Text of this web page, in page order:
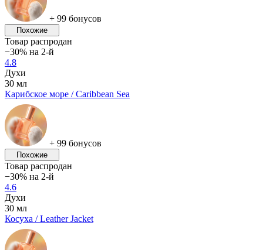
+ 99 бонусов
Похожие
Товар распродан
−30% на 2-й
4.8
Духи
30 мл
Карибское море / Caribbean Sea
+ 99 бонусов
Похожие
Товар распродан
−30% на 2-й
4.6
Духи
30 мл
Косуха / Leather Jacket